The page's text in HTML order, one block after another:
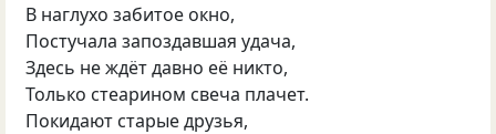
В наглухо забитое окно,
Постучала запоздавшая удача,
Здесь не ждёт давно её никто,
Только стеарином свеча плачет.
Покидают старые друзья,